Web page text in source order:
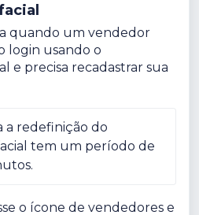
quando um vendedor
login usando o
e precisa recadastrar sua
a redefinição do
tem um período de
o ícone de vendedores e